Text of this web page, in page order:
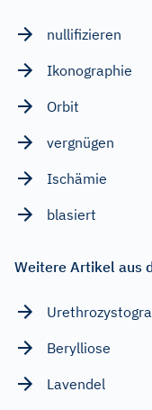
nullifizieren
Ikonographie
Orbit
vergnügen
Ischämie
blasiert
Weitere Artikel aus
Berylliose
Lavendel